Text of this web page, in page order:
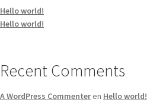
Hello world!
Hello world!
Recent Comments
A WordPress Commenteren Hello world!